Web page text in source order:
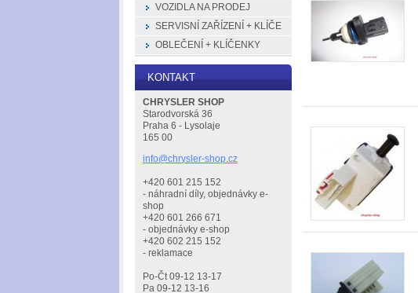
VOZIDLA NA PRODEJ
SERVISNÍ ZAŘÍZENÍ + KLÍČE
OBLEČENÍ + KLÍČENKY
KONTAKT
CHRYSLER SHOP
Starodvorská 36
Praha 6 - Lysolaje
165 00
info@chrysler-shop.cz
+420 601 215 152
- náhradní díly, objednávky e-
shop
+420 601 266 671
- objednávky e-shop
+420 602 215 152
- reklamace
Po-Čt 09-12 13-17
Pa 09-12 13-16